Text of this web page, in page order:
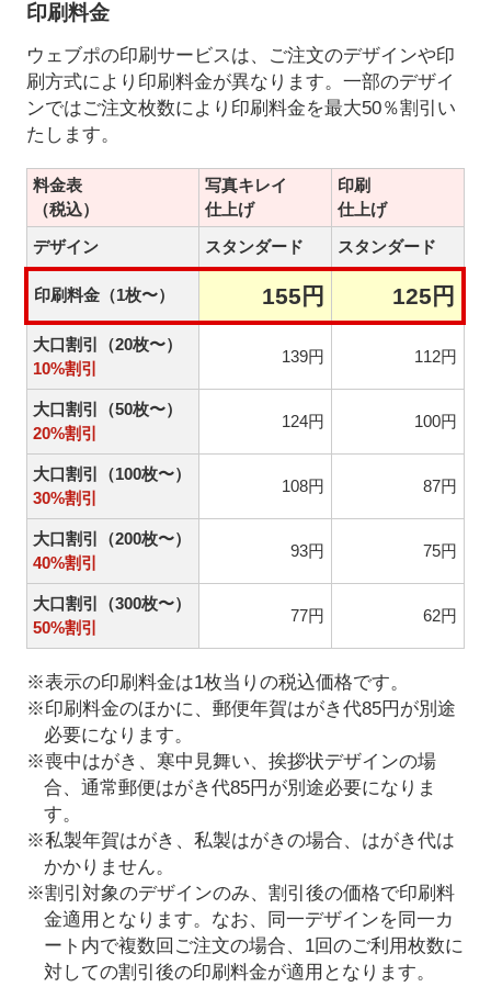
印刷料金
ウェブポの印刷サービスは、ご注文のデザインや印
刷方式により印刷料金が異なります。一部のデザイ
ンではご注文枚数により印刷料金を最大50％割引い
たします。
料金表
（税込）
写真キレイ
仕上げ
印刷
仕上げ
デザイン
スタンダード スタンダード
印刷料金（1枚〜） 155円 125円
大口割引（20枚〜）
10%割引
139円 112円
大口割引（50枚〜）
20%割引
124円 100円
大口割引（100枚〜）
30%割引
108円 87円
大口割引（200枚〜）
40%割引
93円 75円
大口割引（300枚〜）
50%割引
77円 62円
※表示の印刷料金は1枚当りの税込価格です。
※印刷料金のほかに、郵便年賀はがき代85円が別途
必要になります。
※喪中はがき、寒中見舞い、挨拶状デザインの場
合、通常郵便はがき代85円が別途必要になりま
す。
※私製年賀はがき、私製はがきの場合、はがき代は
かかりません。
※割引対象のデザインのみ、割引後の価格で印刷料
金適用となります。なお、同一デザインを同一カ
ート内で複数回ご注文の場合、1回のご利用枚数に
対しての割引後の印刷料金が適用となります。